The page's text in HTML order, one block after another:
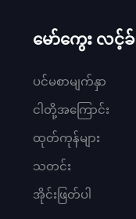
မော်ကွေး လင့်ခ်
ပင်မစာမျက်နှာ
ငါတို့အကြောင်း
ထုတ်ကုန်များ
သတင်း
အိုင်းဖြတ်ပါ